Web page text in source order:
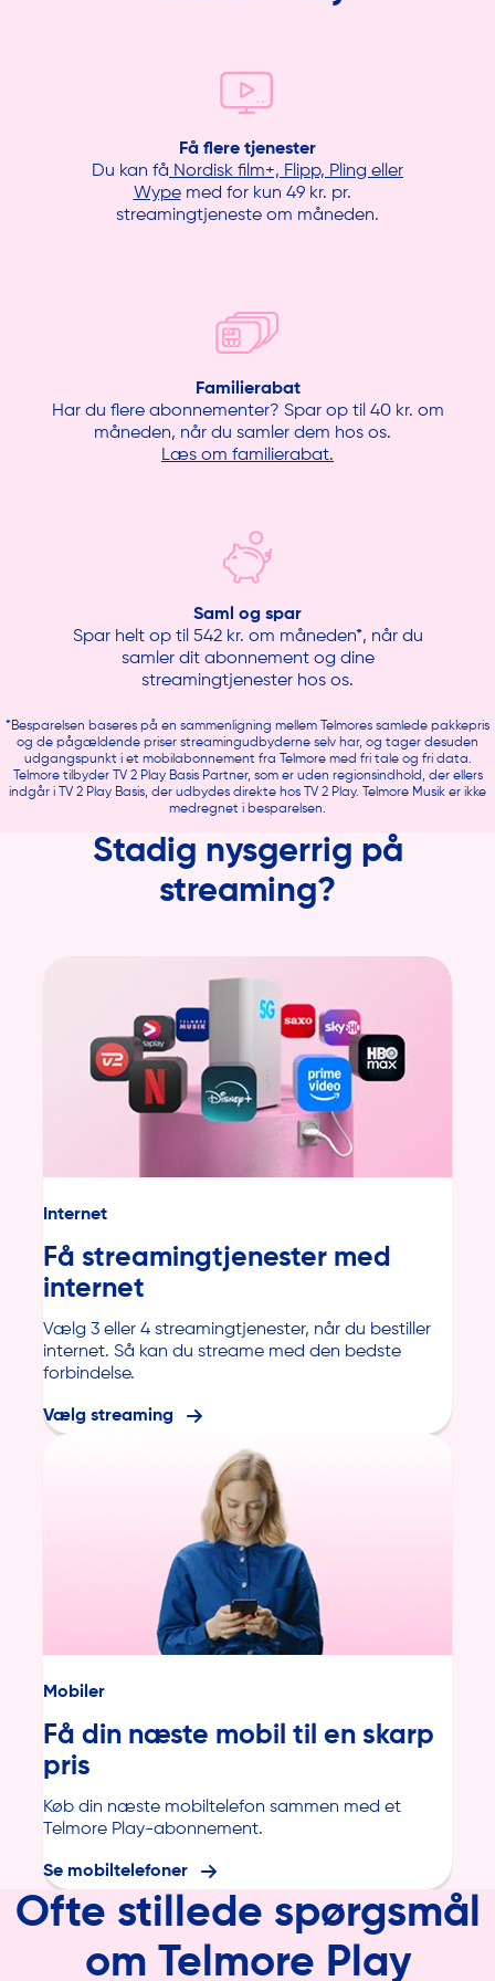
Få flere tjenester
Du kan få Nordisk film+, Flipp, Pling eller
Wypemed for kun 49 kr. pr.
streamingtjeneste om måneden.
Familierabat
Har du flere abonnementer? Spar op til 40 kr. om
måneden, når du samler dem hos os.
Læs om familierabat.
Saml og spar
Spar helt op til 542 kr. om måneden*, når du
samler dit abonnement og dine
streamingtjenester hos os.
*Besparelsen baseres på en sammenligning mellem Telmores samlede pakkepris
og de pågældende priser streamingudbyderne selv har, og tager desuden
udgangspunkt i et mobilabonnement fra Telmore med fri tale og fri data.
Telmore tilbyder TV 2 Play Basis Partner, som er uden regionsindhold, der ellers
indgår i TV 2 Play Basis, der udbydes direkte hos TV 2 Play. Telmore Musik er ikke
medregnet i besparelsen.
Stadig nysgerrig på
streaming?
Internet
Få streamingtjenester med
internet
Vælg 3 eller 4 streamingtjenester, når du bestiller
internet. Så kan du streame med den bedste
forbindelse.
Vælg streaming
Mobiler
Få din næste mobil til en skarp
pris
Køb din næste mobiltelefon sammen med et
Telmore Play-abonnement.
Se mobiltelefoner
Ofte stillede spørgsmål
om Telmore Play